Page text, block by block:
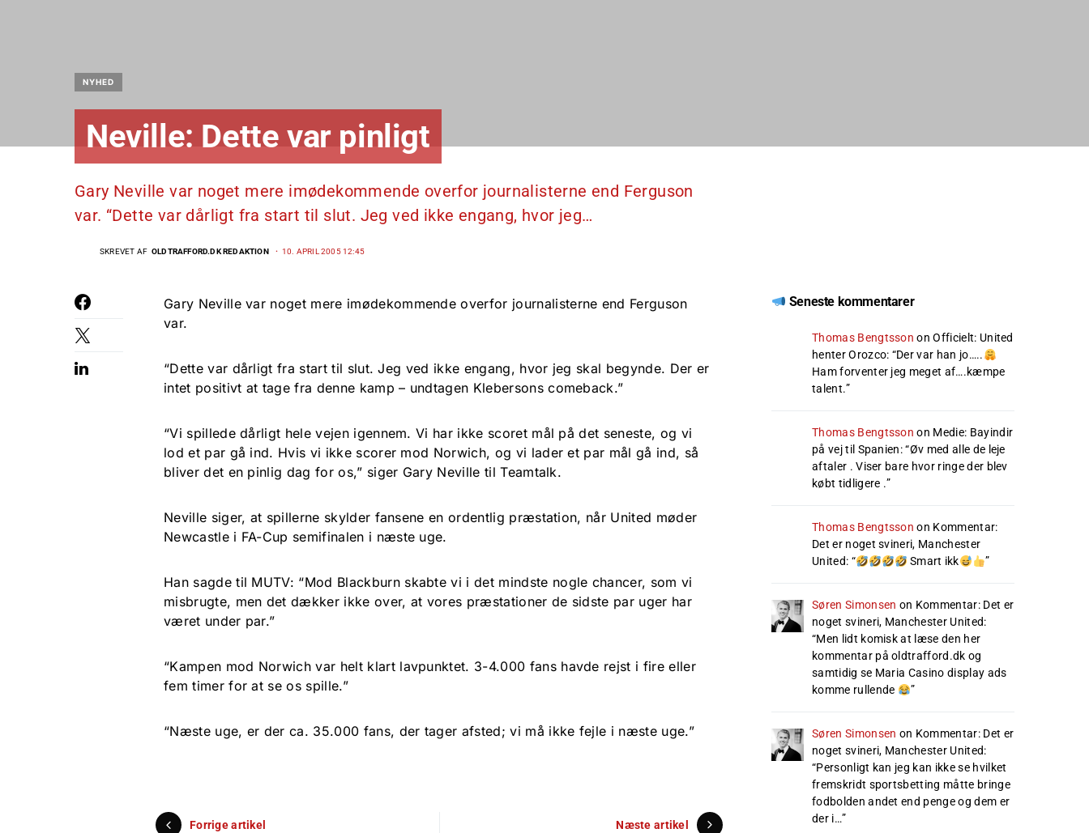
NYHED
Neville: Dette var pinligt
Gary Neville var noget mere imødekommende overfor journalisterne end Ferguson
var. “Dette var dårligt fra start til slut. Jeg ved ikke engang, hvor jeg…
SKREVET AF OLDTRAFFORD.DK REDAKTION 10. APRIL 2005 12:45
Gary Neville var noget mere imødekommende overfor journalisterne end Ferguson
var.
“Dette var dårligt fra start til slut. Jeg ved ikke engang, hvor jeg skal begynde. Der er
intet positivt at tage fra denne kamp – undtagen Klebersons comeback.”
“Vi spillede dårligt hele vejen igennem. Vi har ikke scoret mål på det seneste, og vi
lod et par gå ind. Hvis vi ikke scorer mod Norwich, og vi lader et par mål gå ind, så
bliver det en pinlig dag for os,” siger Gary Neville til Teamtalk.
Neville siger, at spillerne skylder fansene en ordentlig præstation, når United møder
Newcastle i FA-Cup semifinalen i næste uge.
Han sagde til MUTV: “Mod Blackburn skabte vi i det mindste nogle chancer, som vi
misbrugte, men det dækker ikke over, at vores præstationer de sidste par uger har
været under par.”
“Kampen mod Norwich var helt klart lavpunktet. 3-4.000 fans havde rejst i fire eller
fem timer for at se os spille.”
“Næste uge, er der ca. 35.000 fans, der tager afsted; vi må ikke fejle i næste uge.”
Forrige artikel Næste artikel
Seneste kommentarer
Thomas Bengtsson onOfficielt: United
henter Orozco: “Der var han jo…..
Ham forventer jeg meget af….kæmpe
talent.”
Thomas Bengtsson on Medie: Bayindir
på vej til Spanien: “Øv med alle de leje
aftaler . Viser bare hvor ringe der blev
købt tidligere .”
Thomas Bengtsson on Kommentar:
Det er noget svineri, Manchester
United: “ Smart ikk ”
Søren Simonsen on Kommentar: Det er
noget svineri, Manchester United:
“Men lidt komisk at læse den her
kommentar på oldtrafford.dk og
samtidig se Maria Casino display ads
komme rullende
”
Søren Simonsen on Kommentar: Det er
noget svineri, Manchester United:
“Personligt kan jeg kan ikke se hvilket
fremskridt sportsbetting måtte bringe
fodbolden andet end penge og dem er
der i…”